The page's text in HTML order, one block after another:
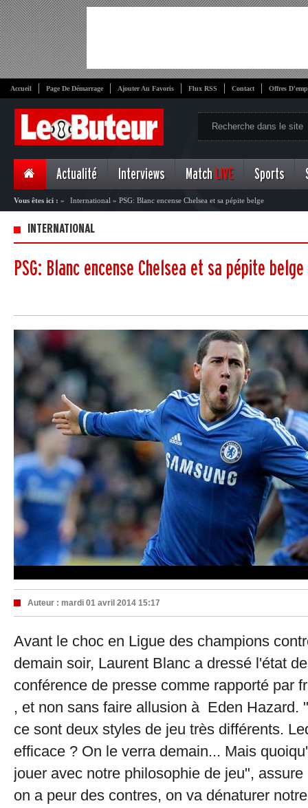
Accueil Page De Démarrage Ajouter Au Favoris Flux RSS Contact Offres
Actualité Interviews Match LIVE Sports
Vous êtes ici : » International » PSG: Blanc encense Chelsea et sa pépite belge
INTERNATIONAL
PSG: Blanc encense Chelsea et sa pépite belge
Auteur : mardi 01 avril 2014 15:17
Avant le choc en Ligue des champions
demain soir, Laurent Blanc a dressé l'état
conférence de presse comme rapporté par
, et non sans faire allusion à Eden Hazard.
ce sont deux styles de jeu très différents.
efficace ? On le verra demain... Mais
jouer avec notre philosophie de jeu",
on a peur des contres, on va dénaturer